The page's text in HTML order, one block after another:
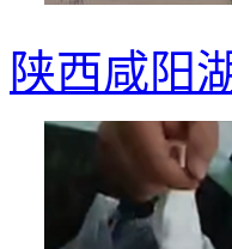
陕西咸阳